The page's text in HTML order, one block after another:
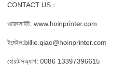
CONTACT US：
ওয়েবসাইট: www.hoinprinter.com
ইমেইল:billie.qiao@hoinprinter.com
হোয়াটসঅ্যাপ: 0086 13397396615